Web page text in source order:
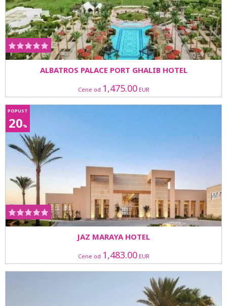
ALBATROS PALACE PORT GHALIB HOTEL
Cene od 1,475.00EUR
POPUST
20%
JAZ MARAYA HOTEL
Cene od 1,483.00EUR